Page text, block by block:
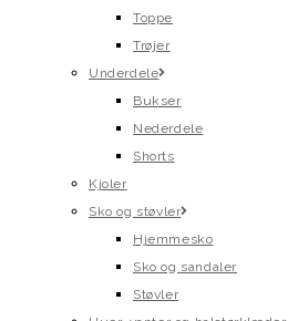
Toppe
Trøjer
Underdele
Bukser
Nederdele
Shorts
Kjoler
Sko og støvler
Hjemmesko
Sko og sandaler
Støvler